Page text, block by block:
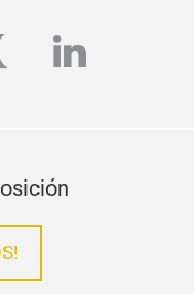
linkedin